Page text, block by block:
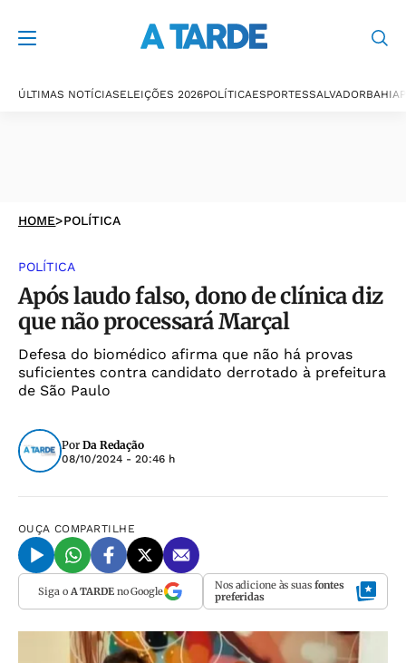
ÚLTIMAS NOTÍCIASELEIÇÕES 2026POLÍTICAESPORTESSALVADORBAHIA
HOME>POLÍTICA
POLÍTICA
Após laudo falso, dono de clínica diz
que não processará Marçal
Defesa do biomédico afirma que não há provas
suficientes contra candidato derrotado à prefeitura
de São Paulo
Por Da Redação
08/10/2024 - 20:46 h
OUÇA COMPARTILHE
Siga o A TARDEno Google Nos adicione às suas fontes
preferidas